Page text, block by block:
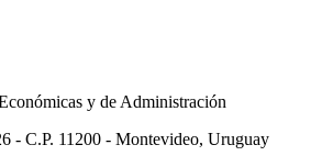
y de Administración
- C.P. 11200 - Montevideo, Uruguay